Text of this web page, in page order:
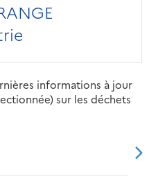
informations à jour
sur les déchets